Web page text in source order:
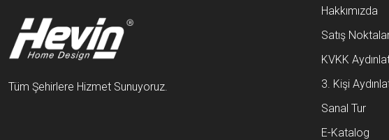
Tüm Şehirlere Hizmet Sunuyoruz.
Hakkımızda
Satış
KVKK
3. Kişi
Sanal Tur
E-Katalog